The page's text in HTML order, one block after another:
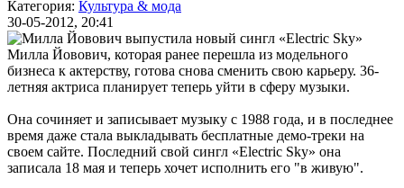
Категория: Культура & мода
30-05-2012, 20:41
Милла Йовович, которая ранее перешла из модельного
бизнеса к актерству, готова снова сменить свою карьеру. 36-
летняя актриса планирует теперь уйти в сферу музыки.
Она сочиняет и записывает музыку с 1988 года, и в последнее
время даже стала выкладывать бесплатные демо-треки на
своем сайте. Последний свой сингл «Electric Sky» она
записала 18 мая и теперь хочет исполнить его "в живую".